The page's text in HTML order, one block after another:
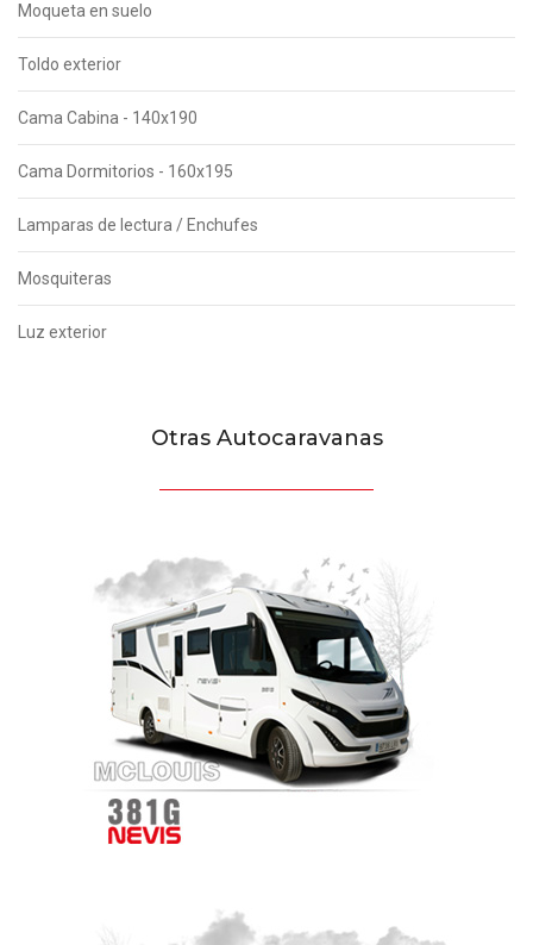
Moqueta en suelo
Toldo exterior
Cama Cabina - 140x190
Cama Dormitorios - 160x195
Lamparas de lectura / Enchufes
Mosquiteras
Luz exterior
Otras Autocaravanas